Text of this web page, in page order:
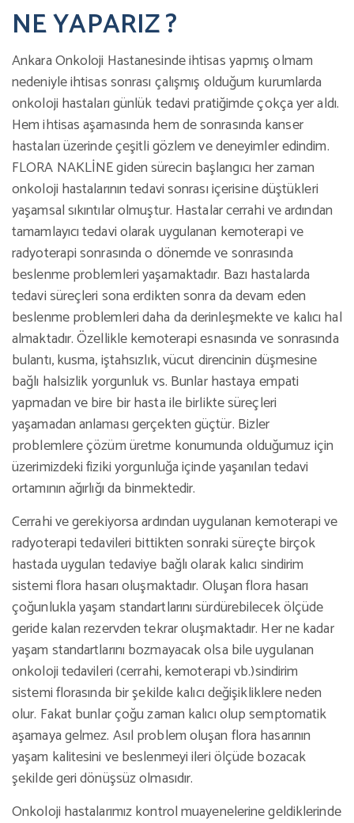
NE YAPARIZ ?
Ankara Onkoloji Hastanesinde ihtisas yapmış olmam
nedeniyle ihtisas sonrası çalışmış olduğum kurumlarda
onkoloji hastaları günlük tedavi pratiğimde çokça yer aldı.
Hem ihtisas aşamasında hem de sonrasında kanser
hastaları üzerinde çeşitli gözlem ve deneyimler edindim.
FLORA NAKLİNE giden sürecin başlangıcı her zaman
onkoloji hastalarının tedavi sonrası içerisine düştükleri
yaşamsal sıkıntılar olmuştur. Hastalar cerrahi ve ardından
tamamlayıcı tedavi olarak uygulanan kemoterapi ve
radyoterapi sonrasında o dönemde ve sonrasında
beslenme problemleri yaşamaktadır. Bazı hastalarda
tedavi süreçleri sona erdikten sonra da devam eden
beslenme problemleri daha da derinleşmekte ve kalıcı hal
almaktadır. Özellikle kemoterapi esnasında ve sonrasında
bulantı, kusma, iştahsızlık, vücut direncinin düşmesine
bağlı halsizlik yorgunluk vs. Bunlar hastaya empati
yapmadan ve bire bir hasta ile birlikte süreçleri
yaşamadan anlaması gerçekten güçtür. Bizler
problemlere çözüm üretme konumunda olduğumuz için
üzerimizdeki fiziki yorgunluğa içinde yaşanılan tedavi
ortamının ağırlığı da binmektedir.
Cerrahi ve gerekiyorsa ardından uygulanan kemoterapi ve
radyoterapi tedavileri bittikten sonraki süreçte birçok
hastada uygulan tedaviye bağlı olarak kalıcı sindirim
sistemi flora hasarı oluşmaktadır. Oluşan flora hasarı
çoğunlukla yaşam standartlarını sürdürebilecek ölçüde
geride kalan rezervden tekrar oluşmaktadır. Her ne kadar
yaşam standartlarını bozmayacak olsa bile uygulanan
onkoloji tedavileri (cerrahi, kemoterapi vb.)sindirim
sistemi florasında bir şekilde kalıcı değişikliklere neden
olur. Fakat bunlar çoğu zaman kalıcı olup semptomatik
aşamaya gelmez. Asıl problem oluşan flora hasarının
yaşam kalitesini ve beslenmeyi ileri ölçüde bozacak
şekilde geri dönüşsüz olmasıdır.
Onkoloji hastalarımız kontrol muayenelerine geldiklerinde